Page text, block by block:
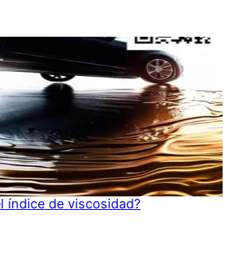
índice de viscosidad?